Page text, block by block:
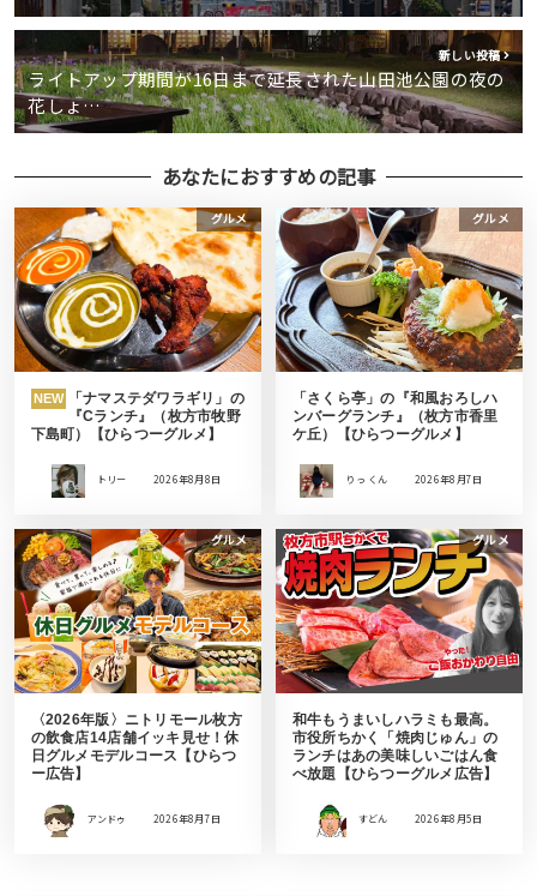
新しい投稿
ライトアップ期間が16日まで延長された山田池公園の夜の
花しょ…
あなたにおすすめの記事
グルメ
NEW
「ナマステダワラギリ」の
『Cランチ』（枚方市牧野
下島町）【ひらつーグルメ】
トリー 2026年8月8日
グルメ
「さくら亭」の『和風おろしハ
ンバーグランチ』（枚方市香里
ケ丘）【ひらつーグルメ】
りっ くん 2026年8月7日
グルメ
〈2026年版〉ニトリモール枚方
の飲食店14店舗イッキ見せ！休
日グルメモデルコース【ひらつ
ー広告】
アンドゥ 2026年8月7日
グルメ
和牛もうまいしハラミも最高。
市役所ちかく「焼肉じゅん」の
ランチはあの美味しいごはん食
べ放題【ひらつーグルメ広告】
すどん 2026年8月5日